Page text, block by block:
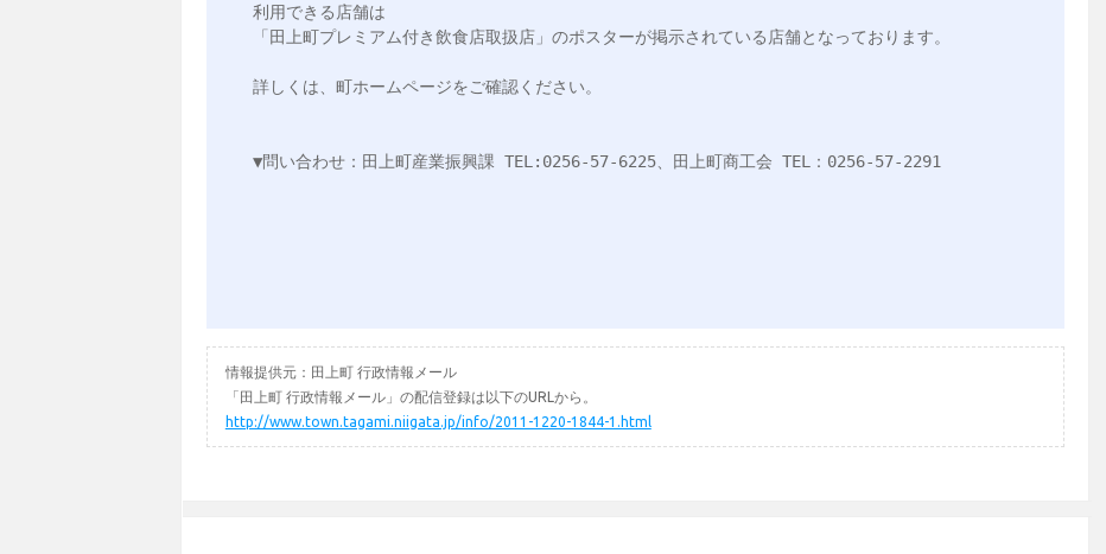
利用できる店舗は
「田上町プレミアム付き飲食店取扱店」のポスターが掲示されている店舗となっております。
詳しくは、町ホームページをご確認ください。
▼問い合わせ：田上町産業振興課 TEL:0256-57-6225、田上町商工会 TEL：0256-57-2291
情報提供元：田上町 行政情報メール
「田上町 行政情報メール」の配信登録は以下のURLから。
http://www.town.tagami.niigata.jp/info/2011-1220-1844-1.html